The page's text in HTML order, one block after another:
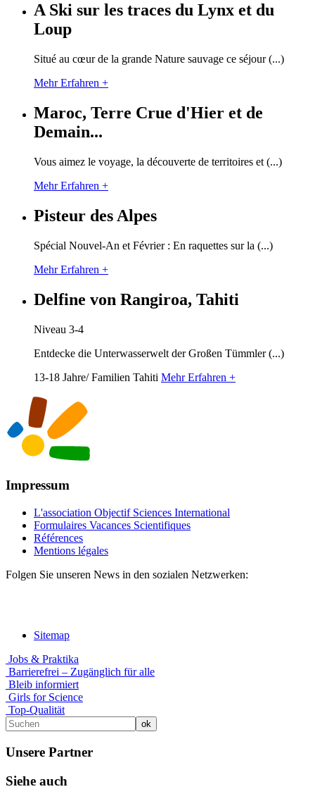
A Ski sur les traces du Lynx et du
Loup
Situé au cœur de la grande Nature sauvage ce séjour (...)
Mehr Erfahren +
Maroc, Terre Crue d'Hier et de
Demain...
Vous aimez le voyage, la découverte de territoires et (...)
Mehr Erfahren +
Pisteur des Alpes
Spécial Nouvel-An et Février : En raquettes sur la (...)
Mehr Erfahren +
Delfine von Rangiroa, Tahiti
Niveau 3-4
Entdecke die Unterwasserwelt der Großen Tümmler (...)
13-18 Jahre/ Familien Tahiti Mehr Erfahren +
Impressum
L'association Objectif Sciences International
Formulaires Vacances Scientifiques
Références
Mentions légales
Folgen Sie unseren News in den sozialen Netzwerken:
Sitemap
Jobs & Praktika
Barrierefrei – Zugänglich für alle
Bleib informiert
Girls for Science
Top-Qualität
Unsere Partner
Siehe auch